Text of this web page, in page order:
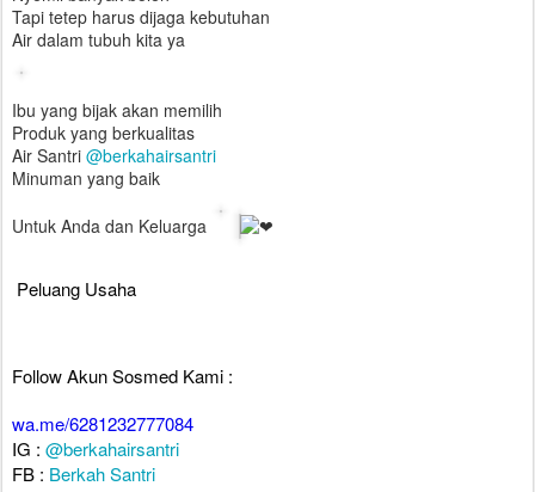
Tapi tetep harus dijaga kebutuhan
Air dalam tubuh kita ya
Ibu yang bijak akan memilih
Produk yang berkualitas
Air Santri @berkahairsantri
Minuman yang baik
Untuk Anda dan Keluarga
Peluang Usaha
Follow Akun Sosmed Kami :
wa.me/6281232777084
IG : @berkahairsantri
FB : Berkah Santri